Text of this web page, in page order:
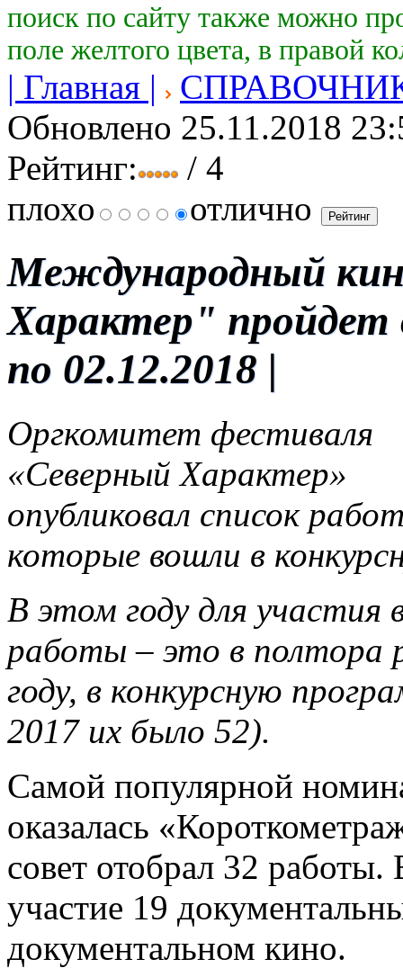
поиск по сайту также можно
поле желтого цвета, в правой
| Главная |
Обновлено 25.11.2018
Рейтинг:
/ 4
плохо
отлично
Международный
Характер" пройдет
по 02.12.2018 |
Оргкомитет фестиваля
«Северный Характер»
опубликовал список
которые вошли в
В этом году для участия
работы – это в полтора
году, в конкурсную
2017 их было 52).
Самой популярной
оказалась
совет отобрал 32
участие 19
документальном кино.